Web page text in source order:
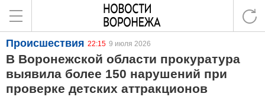
Происшествия 22:15 9 июля 2026
В Воронежской области прокуратура
выявила более 150 нарушений при
проверке детских аттракционов